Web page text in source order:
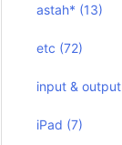
astah* (13)
etc (72)
input & output
iPad (7)